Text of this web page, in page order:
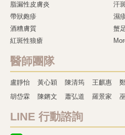
脂漏性皮膚炎
汗
帶狀皰疹
濕
酒糟膚質
蟹
紅斑性狼瘡
醫師團隊
盧靜怡 黃心穎 陳清筠 王麒惠
胡岱霖
陳鏘文 蕭弘道 羅景家
LINE 行動諮詢